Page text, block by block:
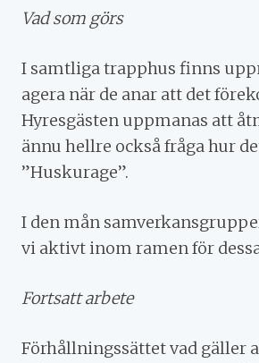
Vad som görs
I samtliga trapphus finns
agera när de anar att det
Hyresgästen uppmanas att
ännu hellre också fråga hur
”Huskurage”.
I den mån samverkan
vi aktivtinom ramen för
Fortsatt arbete
Förhållningssättet vad gäller